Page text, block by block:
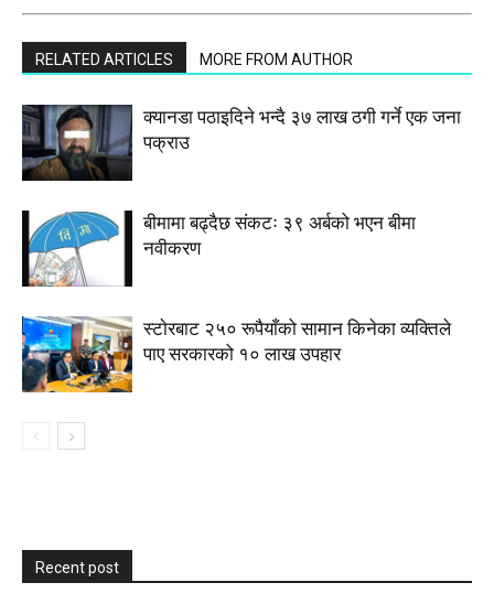
RELATED ARTICLES MORE FROM AUTHOR
क्यानडा पठाइदिने भन्दै ३७ लाख ठगी गर्ने एक जना
पक्राउ
बीमामा बढ्दैछ संकटः ३९ अर्बको भएन बीमा
नवीकरण
स्टाेरबाट २५० रूपैयाँको सामान किनेका व्यक्तिले
पाए सरकारको १० लाख उपहार
Recent post